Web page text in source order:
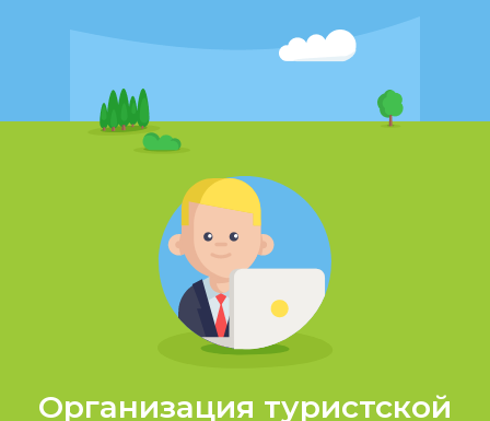
Организация туристской